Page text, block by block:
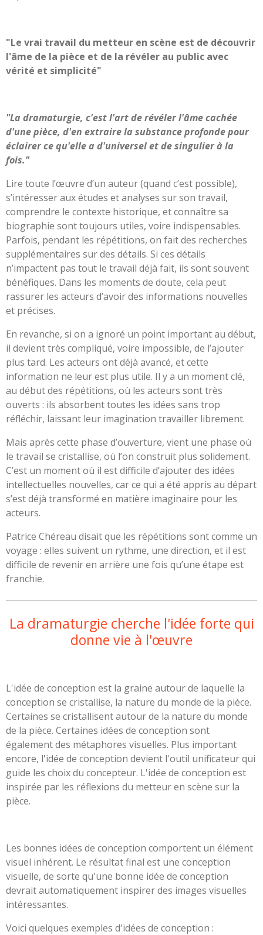
"Le vrai travail du metteur en scène est de découvrir
l'âme de la pièce et de la révéler au public avec
vérité et simplicité"
"La dramaturgie, c'est l'art de révéler l'âme cachée
d'une pièce, d'en extraire la substance profonde pour
éclairer ce qu'elle a d'universel et de singulier à la
fois."
Lire toute l’œuvre d’un auteur (quand c’est possible),
s’intéresser aux études et analyses sur son travail,
comprendre le contexte historique, et connaître sa
biographie sont toujours utiles, voire indispensables.
Parfois, pendant les répétitions, on fait des recherches
supplémentaires sur des détails. Si ces détails
n’impactent pas tout le travail déjà fait, ils sont souvent
bénéfiques. Dans les moments de doute, cela peut
rassurer les acteurs d’avoir des informations nouvelles
et précises.
En revanche, si on a ignoré un point important au début,
il devient très compliqué, voire impossible, de l’ajouter
plus tard. Les acteurs ont déjà avancé, et cette
information ne leur est plus utile. Il y a un moment clé,
au début des répétitions, où les acteurs sont très
ouverts : ils absorbent toutes les idées sans trop
réfléchir, laissant leur imagination travailler librement.
Mais après cette phase d’ouverture, vient une phase où
le travail se cristallise, où l’on construit plus solidement.
C’est un moment où il est difficile d’ajouter des idées
intellectuelles nouvelles, car ce qui a été appris au départ
s’est déjà transformé en matière imaginaire pour les
acteurs.
Patrice Chéreau disait que les répétitions sont comme un
voyage : elles suivent un rythme, une direction, et il est
difficile de revenir en arrière une fois qu’une étape est
franchie.
La dramaturgie cherche l'idée forte qui
donne vie à l'œuvre
L'idée de conception est la graine autour de laquelle la
conception se cristallise, la nature du monde de la pièce.
Certaines se cristallisent autour de la nature du monde
de la pièce. Certaines idées de conception sont
également des métaphores visuelles. Plus important
encore, l'idée de conception devient l'outil unificateur qui
guide les choix du concepteur. L'idée de conception est
inspirée par les réflexions du metteur en scène sur la
pièce.
Les bonnes idées de conception comportent un élément
visuel inhérent. Le résultat final est une conception
visuelle, de sorte qu'une bonne idée de conception
devrait automatiquement inspirer des images visuelles
intéressantes.
Voici quelques exemples d'idées de conception :